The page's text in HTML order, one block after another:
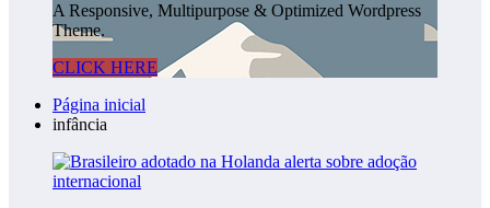
A Responsive, Multipurpose & Optimized Wordpress
Theme.
CLICK HERE
Página inicial
infância